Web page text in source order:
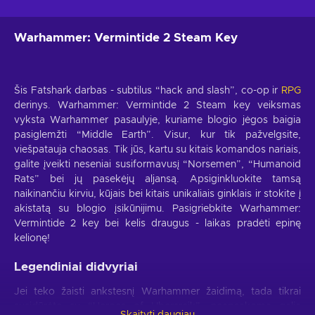
Warhammer: Vermintide 2 Steam Key
Šis Fatshark darbas - subtilus “hack and slash”, co-op ir RPG
derinys. Warhammer: Vermintide 2 Steam key veiksmas
vyksta Warhammer pasaulyje, kuriame blogio jėgos baigia
pasiglemžti “Middle Earth”. Visur, kur tik pažvelgsite,
viešpatauja chaosas. Tik jūs, kartu su kitais komandos nariais,
galite įveikti neseniai susiformavusį “Norsemen”, “Humanoid
Rats” bei jų pasekėjų aljansą. Apsiginkluokite tamsą
naikinančiu kirviu, kūjais bei kitais unikaliais ginklais ir stokite į
akistatą su blogio įsikūnijimu. Pasigriebkite Warhammer:
Vermintide 2 key bei kelis draugus - laikas pradėti epinę
kelionę!
Legendiniai didvyriai
Jei teko žaisti ankstesnį Warhammer žaidimą, tada tikrai